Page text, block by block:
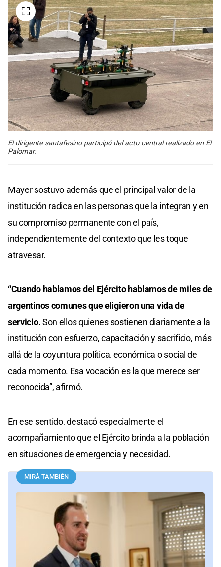
El dirigente santafesino participó del acto central realizado en El
Palomar.
Mayer sostuvo además que el principal valor de la
institución radica en las personas que la integran y en
su compromiso permanente con el país,
independientemente del contexto que les toque
atravesar.
“Cuando hablamos del Ejército hablamos de miles de
argentinos comunes que eligieron una vida de
servicio.Son ellos quienes sostienen diariamente a la
institución con esfuerzo, capacitación y sacrificio, más
allá de la coyuntura política, económica o social de
cada momento. Esa vocación es la que merece ser
reconocida”, afirmó.
En ese sentido, destacó especialmente el
acompañamiento que el Ejército brinda a la población
en situaciones de emergencia y necesidad.
MIRÁ TAMBIÉN